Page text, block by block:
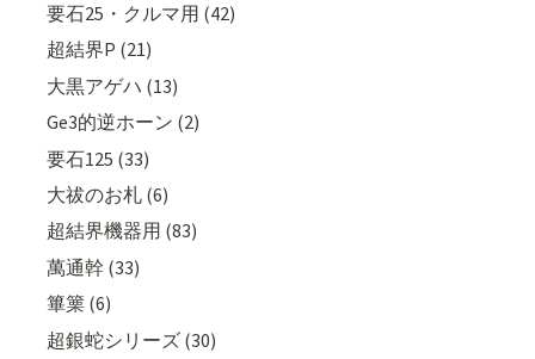
要石25・クルマ用 (42)
超結界P (21)
大黒アゲハ (13)
Ge3的逆ホーン (2)
要石125 (33)
大祓のお札 (6)
超結界機器用 (83)
萬通幹 (33)
篳篥 (6)
超銀蛇シリーズ (30)